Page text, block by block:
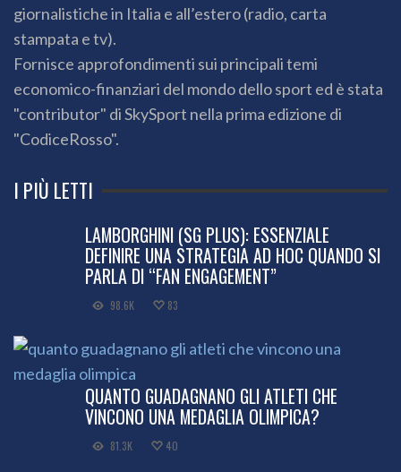
giornalistiche in Italia e all’estero (radio, carta
stampata e tv).
Fornisce approfondimenti sui principali temi
economico-finanziari del mondo dello sport ed è stata
"contributor" di SkySport nella prima edizione di
"CodiceRosso".
I PIÙ LETTI
LAMBORGHINI (SG PLUS): ESSENZIALE
DEFINIRE UNA STRATEGIA AD HOC QUANDO SI
PARLA DI “FAN ENGAGEMENT”
98.6K 83
QUANTO GUADAGNANO GLI ATLETI CHE
VINCONO UNA MEDAGLIA OLIMPICA?
81.3K 40